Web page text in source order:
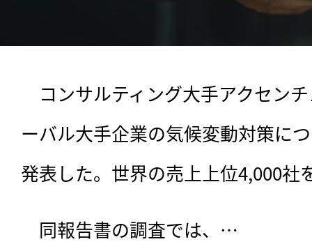
コンサルティング大手アクセン
ーバル大手企業の気候変動対策に
発表した。世界の売上上位4,000社
同報告書の調査では、…